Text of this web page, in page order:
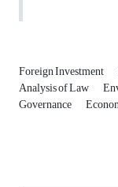
Foreign Investment
Analysis of Law
Governance